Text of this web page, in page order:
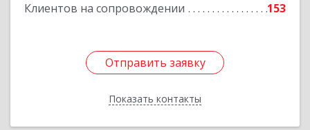
Клиентов на сопровождении 153
Отправить заявку
Показать контакты
Отправить заявку
Назад